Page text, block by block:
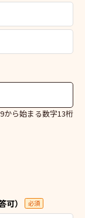
から始まる数字13桁
） 必須